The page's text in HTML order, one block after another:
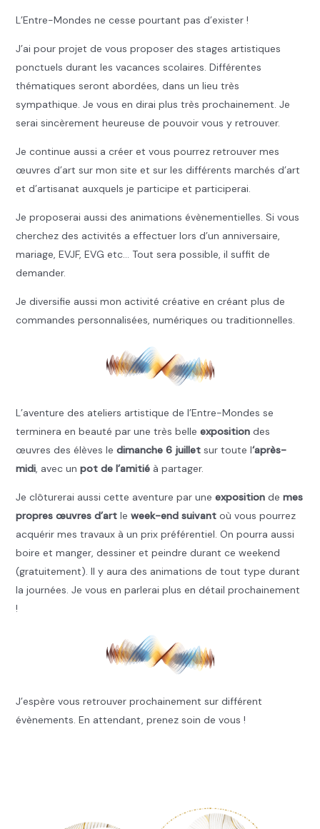
L’Entre-Mondes ne cesse pourtant pas d’exister !
J’ai pour projet de vous proposer des stages artistiques
ponctuels durant les vacances scolaires. Différentes
thématiques seront abordées, dans un lieu très
sympathique. Je vous en dirai plus très prochainement. Je
serai sincèrement heureuse de pouvoir vous y retrouver.
Je continue aussi a créer et vous pourrez retrouver mes
œuvres d’art sur mon site et sur les différents marchés d’art
et d’artisanat auxquels je participe et participerai.
Je proposerai aussi des animations évènementielles. Si vous
cherchez des activités a effectuer lors d’un anniversaire,
mariage, EVJF, EVG etc… Tout sera possible, il suffit de
demander.
Je diversifie aussi mon activité créative en créant plus de
commandes personnalisées, numériques ou traditionnelles.
L’aventure des ateliers artistique de l’Entre-Mondes se
terminera en beauté par une très belle exposition des
œuvres des élèves le dimanche 6 juilletsur toute l‘après-
midi, avec un pot de l’amitiéà partager.
Je clôturerai aussi cette aventure par une exposition de mes
propres œuvres d’artle week-end suivantoù vous pourrez
acquérir mes travaux à un prix préférentiel. On pourra aussi
boire et manger, dessiner et peindre durant ce weekend
(gratuitement). Il y aura des animations de tout type durant
la journées. Je vous en parlerai plus en détail prochainement
!
J’espère vous retrouver prochainement sur différent
évènements. En attendant, prenez soin de vous !